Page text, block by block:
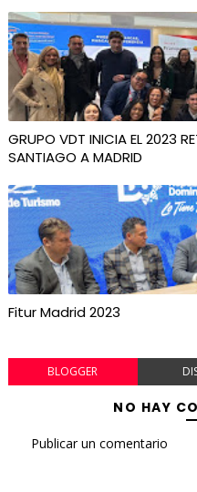
GRUPO VDT INICIA EL 2023
SANTIAGO A MADRID
Fitur Madrid 2023
BLOGGER
NO HAY
Publicar un comentario